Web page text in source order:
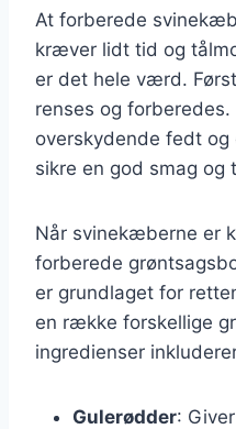
At forberede
kræver lidt tid og
er det hele værd.
renses og
overskydende fedt
sikre en god smag og
Når svinekæberne er
forberede
er grundlaget for
en række forskellige
ingredienser
Gulerødder: